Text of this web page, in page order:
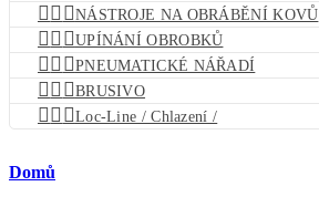
 NÁSTROJE NA OBRÁBĚNÍ KOVŮ
 UPÍNÁNÍ OBROBKŮ
 PNEUMATICKÉ NÁŘADÍ
 BRUSIVO
 Loc-Line / Chlazení /
Domů